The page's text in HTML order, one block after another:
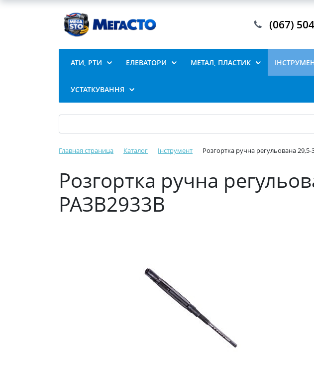
(067)
АТИ, РТИ ЕЛЕВАТОРИ МЕТАЛ, ПЛАСТИК
УСТАТКУВАННЯ
Главная страница Каталог Інструмент Розгортка ручна регульована
Розгортка ручна
РАЗВ2933В